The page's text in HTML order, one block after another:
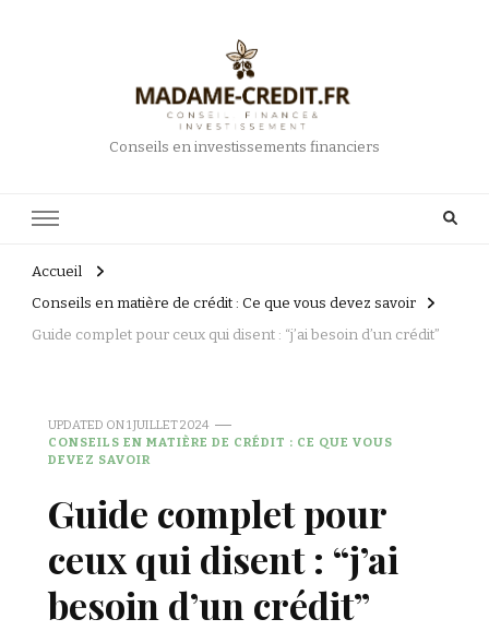
Conseils en investissements financiers
Accueil
Conseils en matière de crédit : Ce que vous devez savoir
Guide complet pour ceux qui disent : “j’ai besoin d’un crédit”
UPDATED ON1 JUILLET 2024
CONSEILS EN MATIÈRE DE CRÉDIT : CE QUE VOUS
DEVEZ SAVOIR
Guide complet pour
ceux qui disent : “j’ai
besoin d’un crédit”